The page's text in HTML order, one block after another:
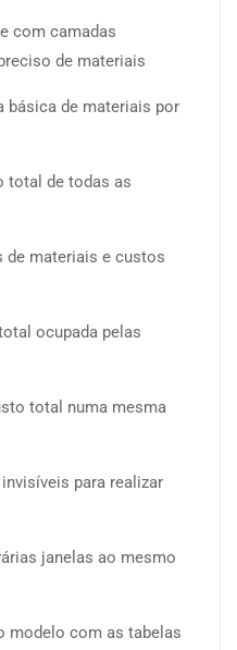
com camadas
de materiais
básica de materiais por
total de todas as
de materiais e custos
ocupada pelas
total numa mesma
para realizar
janelas ao mesmo
modelo com as tabelas